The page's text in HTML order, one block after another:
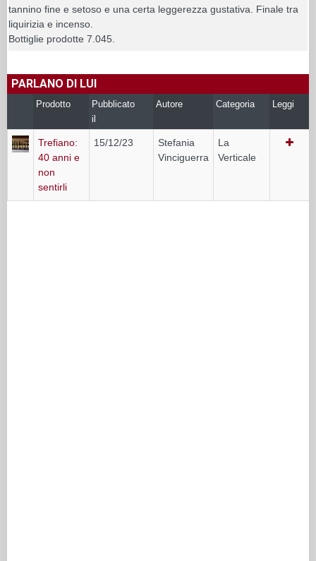
tannino fine e setoso e una certa leggerezza gustativa. Finale tra
liquirizia e incenso.
Bottiglie prodotte 7.045.
PARLANO DI LUI
Prodotto
Pubblicato
il
Autore Categoria Leggi
Trefiano:
40 anni e
non
sentirli
15/12/23
Stefania
Vinciguerra
La
Verticale